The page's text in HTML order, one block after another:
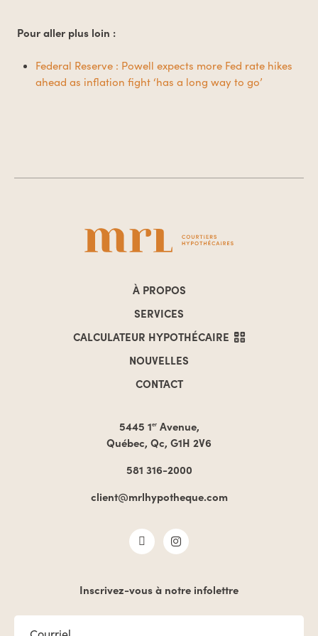
Pour aller plus loin :
Federal Reserve : Powell expects more Fed rate hikes
ahead as inflation fight ‘has a long way to go’
À PROPOS
SERVICES
CALCULATEUR HYPOTHÉCAIRE
NOUVELLES
CONTACT
5445 1erAvenue,
Québec, Qc, G1H 2V6
581 316-2000
client@mrlhypotheque.com
Inscrivez-vous à notre infolettre